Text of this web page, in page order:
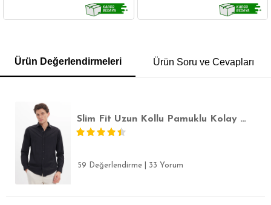
POLO YAKA T-SHIRT KEMER BOXER
Ürün Değerlendirmeleri Ürün Soru ve Cevapları
Slim Fit Uzun Kollu Pamuklu Kolay Ütülenebilir Siyah Erkek Gömlek
59 Değerlendirme 33 Yorum